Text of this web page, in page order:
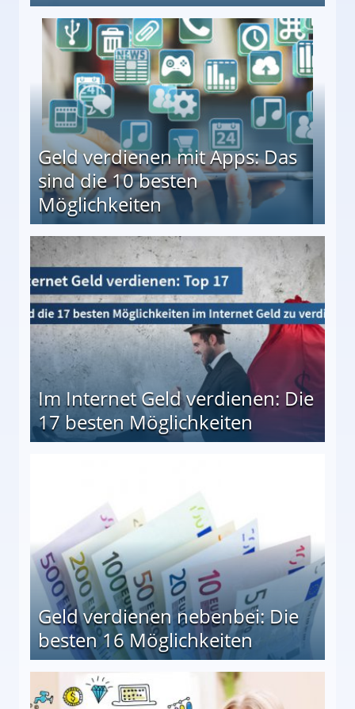
↻ Täglich neue Produkttests
Geld verdienen mit Apps: Das
sind die 10 besten
Möglichkeiten
besten Möglichkeiten
Im Internet Geld verdienen: Die
17 besten Möglichkeiten
Geld verdienen nebenbei: Die
besten 16 Möglichkeiten